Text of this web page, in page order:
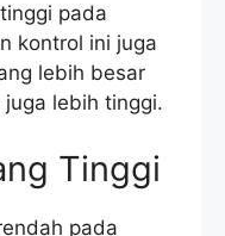
pada
kontrol ini juga
lebih besar
lebih tinggi.
Tinggi
pada